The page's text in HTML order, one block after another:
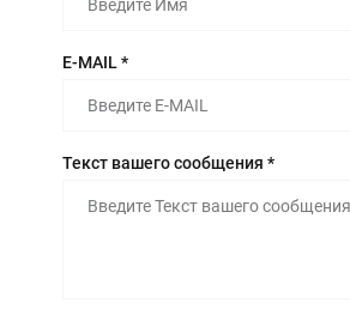
E-MAIL *
Текст вашего сообщения *